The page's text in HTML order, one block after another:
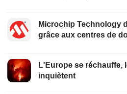
Microchip Technology
grâce aux centres de
L'Europe se réchauffe,
inquiètent